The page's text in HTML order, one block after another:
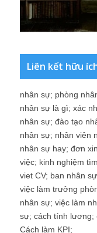
Liên kết hữu
nhân sự; phòng
nhân sự là gì; xác
nhân sự; đào tạo
nhân sự; nhân viên
nhân sự hay; đơn
việc; kinh nghiệm
viet CV; ban nhân sự
việc làm trưởng
nhân sự; việc làm
sự; cách tính lương;
Cách làm KPI;